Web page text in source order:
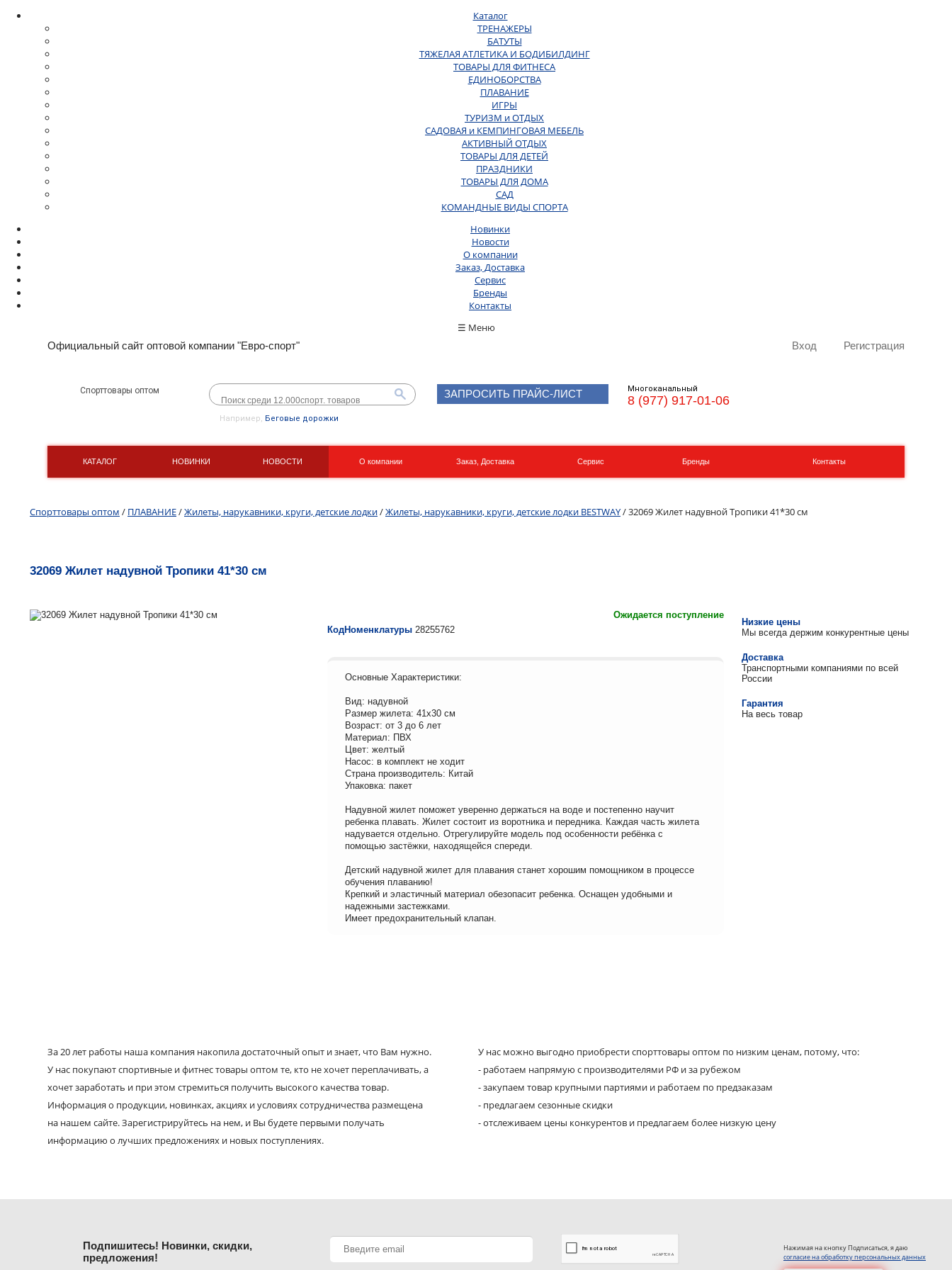
Каталог
ТРЕНАЖЕРЫ
БАТУТЫ
ТЯЖЕЛАЯ АТЛЕТИКА И БОДИБИЛДИНГ
ТОВАРЫ ДЛЯ ФИТНЕСА
ЕДИНОБОРСТВА
ПЛАВАНИЕ
ИГРЫ
ТУРИЗМ и ОТДЫХ
САДОВАЯ и КЕМПИНГОВАЯ МЕБЕЛЬ
АКТИВНЫЙ ОТДЫХ
ТОВАРЫ ДЛЯ ДЕТЕЙ
ПРАЗДНИКИ
ТОВАРЫ ДЛЯ ДОМА
САД
КОМАНДНЫЕ ВИДЫ СПОРТА
Новинки
Новости
О компании
Заказ, Доставка
Сервис
Бренды
Контакты
☰ Меню
Официальный сайт оптовой компании "Евро-спорт" Вход Регистрация
Спорттовары оптом
Например, Беговые дорожки
ЗАПРОСИТЬ ПРАЙС-ЛИСТ Многоканальный
8 (977) 917-01-06
КАТАЛОГ НОВИНКИ НОВОСТИ О компании Заказ, Доставка Сервис Бренды Контакты
Спорттовары оптом / ПЛАВАНИЕ/Жилеты, нарукавники, круги, детские лодки/Жилеты, нарукавники, круги, детские лодки BESTWAY/ 32069 Жилет надувной Тропики 41*30 см
32069 Жилет надувной Тропики 41*30 см
Ожидается поступление
КодНоменклатуры 28255762
Основные Характеристики:
Вид: надувной
Размер жилета: 41х30 см
Возраст: от 3 до 6 лет
Материал: ПВХ
Цвет: желтый
Насос: в комплект не ходит
Страна производитель: Китай
Упаковка: пакет
Надувной жилет поможет уверенно держаться на воде и постепенно научит
ребенка плавать. Жилет состоит из воротника и передника. Каждая часть жилета
надувается отдельно. Отрегулируйте модель под особенности ребёнка с
помощью застёжки, находящейся спереди.
Детский надувной жилет для плавания станет хорошим помощником в процессе
обучения плаванию!
Крепкий и эластичный материал обезопасит ребенка. Оснащен удобными и
надежными застежками.
Имеет предохранительный клапан.
Низкие цены
Мы всегда держим конкурентные цены
Доставка
Транспортными компаниями по всей
России
Гарантия
На весь товар
За 20 лет работы наша компания накопила достаточный опыт и знает, что Вам нужно.
У нас покупают спортивные и фитнес товары оптом те, кто не хочет переплачивать, а
хочет заработать и при этом стремиться получить высокого качества товар.
Информация о продукции, новинках, акциях и условиях сотрудничества размещена
на нашем сайте. Зарегистрируйтесь на нем, и Вы будете первыми получать
информацию о лучших предложениях и новых поступлениях.
У нас можно выгодно приобрести спорттовары оптом по низким ценам, потому, что:
- работаем напрямую с производителями РФ и за рубежом
- закупаем товар крупными партиями и работаем по предзаказам
- предлагаем сезонные скидки
- отслеживаем цены конкурентов и предлагаем более низкую цену
Нажимая на кнопку Подписаться, я даю
согласие на обработку персональных данных
Подпишитесь! Новинки, скидки,
предложения!